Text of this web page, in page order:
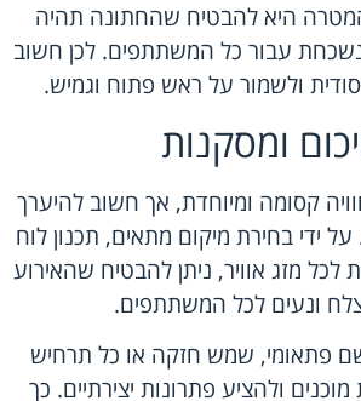
היא להבטיח שהחתונה תהיה
נשכחת עבור כל המשתתפים. לכן חשוב
ולשמור על ראש פתוח וגמיש.
ומסקנות
קסומה ומיוחדת, אך חשוב להיערך
ידי בחירת מיקום מתאים, תכנון לוח
לכל מזג אוויר, ניתן להבטיח שהאירוע
ונעים לכל המשתתפים.
פתאומי, שמש חזקה או כל תרחיש
ולהציע פתרונות יצירתיים. כך